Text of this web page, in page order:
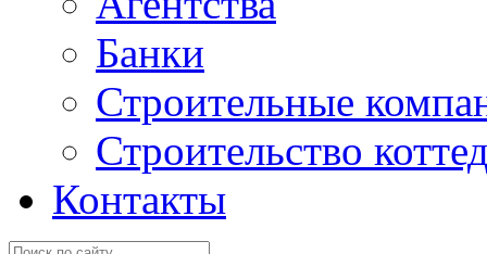
Банки
Строительные
Строительство
Контакты